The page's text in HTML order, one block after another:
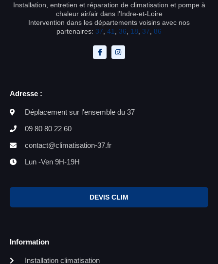
Installation, entretien et réparation de climatisation et pompe à
chaleur air/air dans l’Indre-et-Loire
Intervention dans les départements voisins avec nos
partenaires: 37 41 36 18 37 86
Adresse :
Déplacement sur l'ensemble du 37
09 80 80 22 60
contact@climatisation-37.fr
Lun -Ven 9H-19H
DEVIS CLIM
Information
Installation climatisation